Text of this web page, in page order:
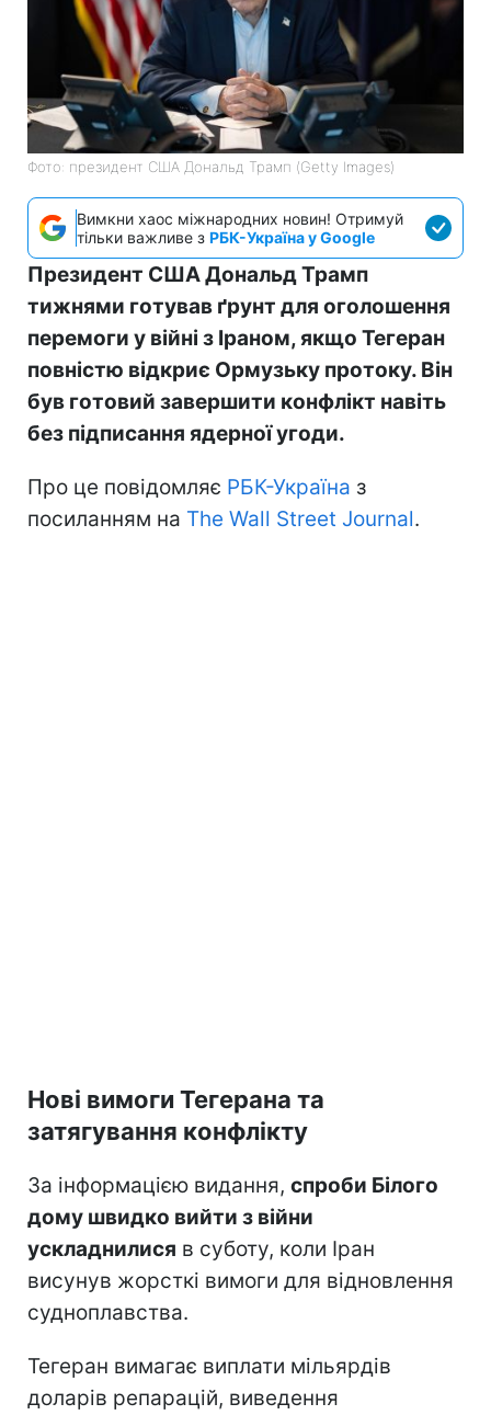
Фото: президент США Дональд Трамп (Getty Images)
Вимкни хаос міжнародних новин! Отримуй
тільки важливе з РБК-Україна у Google
Президент США Дональд Трамп
тижнями готував ґрунт для оголошення
перемоги у війні з Іраном, якщо Тегеран
повністю відкриє Ормузьку протоку. Він
був готовий завершити конфлікт навіть
без підписання ядерної угоди.
Про це повідомляє РБК-Україна з
посиланням на The Wall Street Journal.
Нові вимоги Тегерана та
затягування конфлікту
За інформацією видання, спроби Білого
дому швидко вийти з війни
ускладнилися в суботу, коли Іран
висунув жорсткі вимоги для відновлення
судноплавства.
Тегеран вимагає виплати мільярдів
доларів репарацій, виведення